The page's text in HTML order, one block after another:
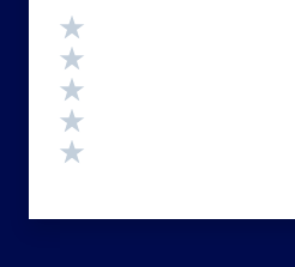
Valutazione